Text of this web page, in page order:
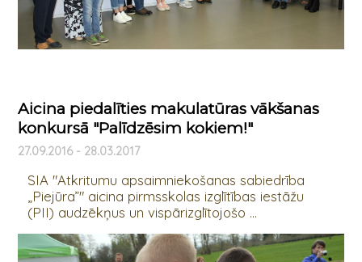
Aicina piedalīties makulatūras vākšanas
konkursā "Palīdzēsim kokiem!"
27.09.2016 - 28.03.2017
SIA "Atkritumu apsaimniekošanas sabiedrība
„Piejūra”" aicina pirmsskolas izglītības iestāžu
(PII) audzēkņus un vispārizglītojošo ...